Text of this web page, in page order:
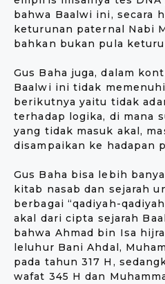
bahwa Baalwi ini, secara
keturunan paternal Nabi
bahkan bukan pula
Gus Baha juga, dalam
Baalwi ini tidak
berikutnya yaitu tidak
terhadap logika, di mana
yang tidak masuk akal,
disampaikan ke hadapan
Gus Baha bisa lebih
kitab nasab dan sejarah
berbagai “qadiyah-
akal dari cipta sejarah
bahwa Ahmad bin Isa
leluhur Bani Ahdal,
pada tahun 317 H,
wafat 345 H dan